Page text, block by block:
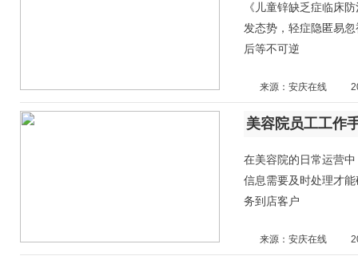
《儿童锌缺乏症临床
发态势，轻症隐匿易
后等不可逆
来源：安庆在线
美容院员工工作
在美容院的日常运营
信息需要及时处理才
务到店客户
来源：安庆在线